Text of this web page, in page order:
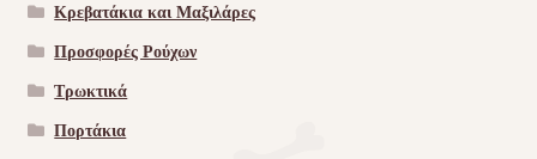
Κρεβατάκια και Μαξιλάρες
Προσφορές Ρούχων
Τρωκτικά
Πορτάκια